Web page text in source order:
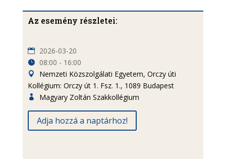
Az esemény részletei:
2026-03-20
08:00 - 16:00
Nemzeti Közszolgálati Egyetem, Orczy úti
Kollégium: Orczy út 1. Fsz. 1., 1089 Budapest
Magyary Zoltán Szakkollégium
Adja hozzá a naptárhoz!